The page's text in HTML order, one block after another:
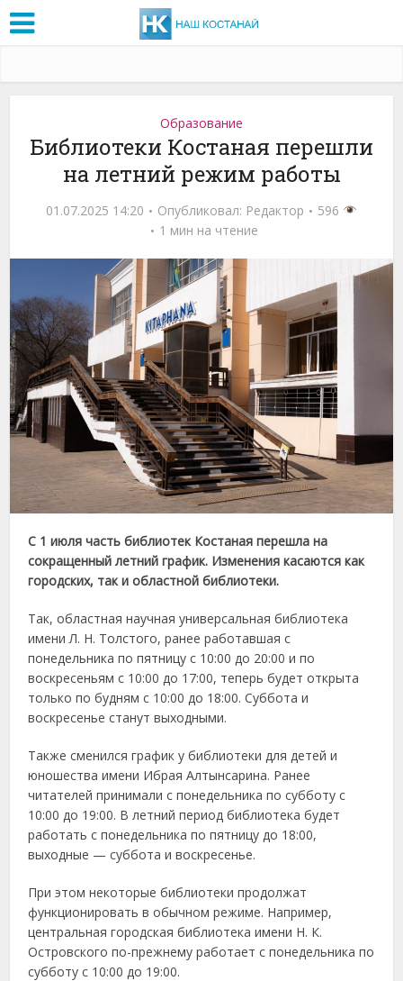
Образование
Библиотеки Костаная перешли
на летний режим работы
01.07.2025 14:20 Опубликовал: Редактор
596
1 мин на чтение
С 1 июля часть библиотек Костаная перешла на
сокращенный летний график. Изменения касаются как
городских, так и областной библиотеки.
Так, областная научная универсальная библиотека
имени Л. Н. Толстого, ранее работавшая с
понедельника по пятницу с 10:00 до 20:00 и по
воскресеньям с 10:00 до 17:00, теперь будет открыта
только по будням с 10:00 до 18:00. Суббота и
воскресенье станут выходными.
Также сменился график у библиотеки для детей и
юношества имени Ибрая Алтынсарина. Ранее
читателей принимали с понедельника по субботу с
10:00 до 19:00. В летний период библиотека будет
работать с понедельника по пятницу до 18:00,
выходные — суббота и воскресенье.
При этом некоторые библиотеки продолжат
функционировать в обычном режиме. Например,
центральная городская библиотека имени Н. К.
Островского по-прежнему работает с понедельника по
субботу с 10:00 до 19:00.